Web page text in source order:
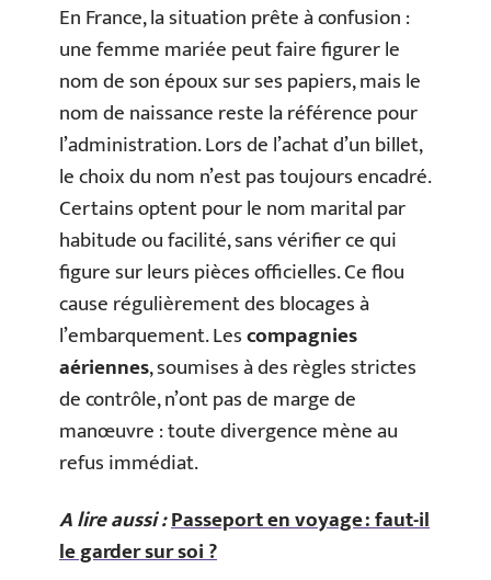
En France, la situation prête à confusion :
une femme mariée peut faire figurer le
nom de son époux sur ses papiers, mais le
nom de naissance reste la référence pour
l’administration. Lors de l’achat d’un billet,
le choix du nom n’est pas toujours encadré.
Certains optent pour le nom marital par
habitude ou facilité, sans vérifier ce qui
figure sur leurs pièces officielles. Ce flou
cause régulièrement des blocages à
l’embarquement. Lescompagnies
aériennes, soumises à des règles strictes
de contrôle, n’ont pas de marge de
manœuvre : toute divergence mène au
refus immédiat.
A lire aussi :Passeport en voyage : faut-il
le garder sur soi ?